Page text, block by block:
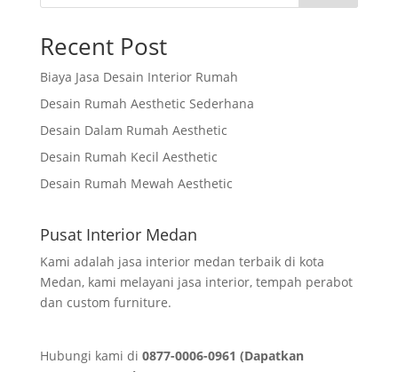
Recent Post
Biaya Jasa Desain Interior Rumah
Desain Rumah Aesthetic Sederhana
Desain Dalam Rumah Aesthetic
Desain Rumah Kecil Aesthetic
Desain Rumah Mewah Aesthetic
Pusat Interior Medan
Kami adalah jasa interior medan terbaik di kota
Medan, kami melayani jasa interior, tempah perabot
dan custom furniture.
Hubungi kami di 0877-0006-0961 (Dapatkan